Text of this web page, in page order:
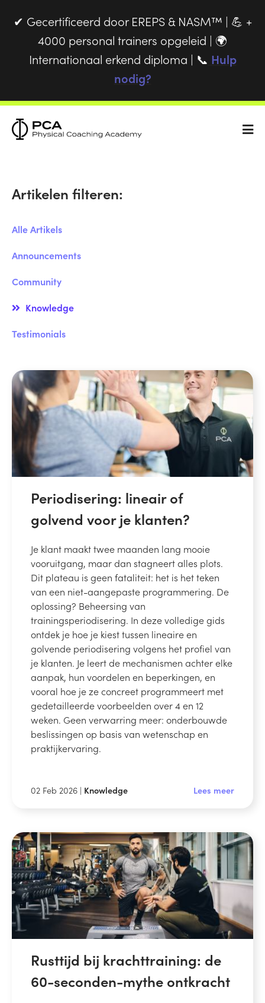
✔ Gecertificeerd door EREPS & NASM™ | 💪 +
4000 personal trainers opgeleid | 🌍
Internationaal erkend diploma | 📞 Hulp
nodig?
Artikelen filteren:
Alle Artikels
Announcements
Community
Knowledge
Testimonials
Periodisering: lineair of
golvend voor je klanten?
Je klant maakt twee maanden lang mooie
vooruitgang, maar dan stagneert alles plots.
Dit plateau is geen fataliteit: het is het teken
van een niet-aangepaste programmering. De
oplossing? Beheersing van
trainingsperiodisering. In deze volledige gids
ontdek je hoe je kiest tussen lineaire en
golvende periodisering volgens het profiel van
je klanten. Je leert de mechanismen achter elke
aanpak, hun voordelen en beperkingen, en
vooral hoe je ze concreet programmeert met
gedetailleerde voorbeelden over 4 en 12
weken. Geen verwarring meer: onderbouwde
beslissingen op basis van wetenschap en
praktijkervaring.
02 Feb 2026 | Knowledge Lees meer
Rusttijd bij krachttraining: de
60-seconden-mythe ontkracht